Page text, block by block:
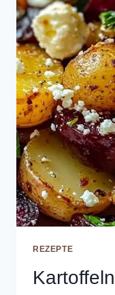
REZEPTE